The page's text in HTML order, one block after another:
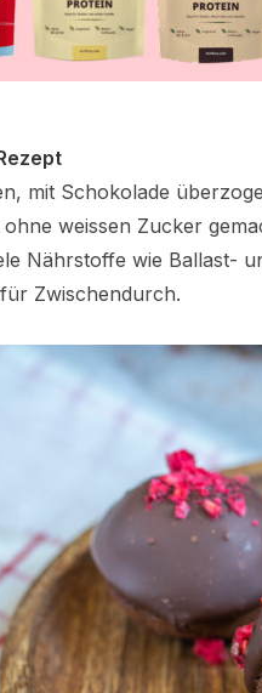
mit Schokolade
weissen Zucker
Nährstoffe wie Ballast-
Zwischendurch.